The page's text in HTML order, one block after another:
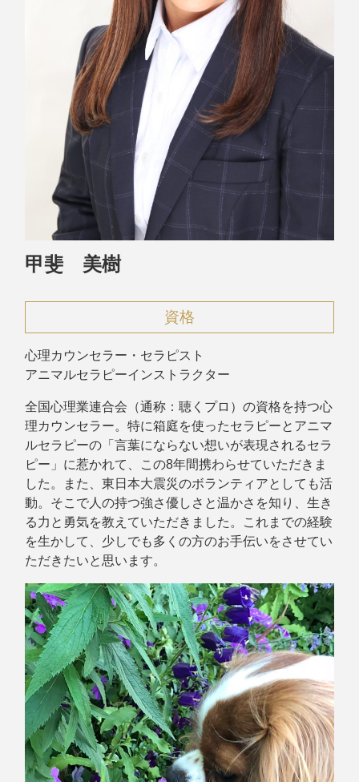
甲斐 美樹
資格
心理カウンセラー・セラピスト
アニマルセラピーインストラクター
全国心理業連合会（通称：聴くプロ）の資格を持つ心
理カウンセラー。特に箱庭を使ったセラピーとアニマ
ルセラピーの「言葉にならない想いが表現されるセラ
ピー」に惹かれて、この8年間携わらせていただきま
した。また、東日本大震災のボランティアとしても活
動。そこで人の持つ強さ優しさと温かさを知り、生き
る力と勇気を教えていただきました。これまでの経験
を生かして、少しでも多くの方のお手伝いをさせてい
ただきたいと思います。